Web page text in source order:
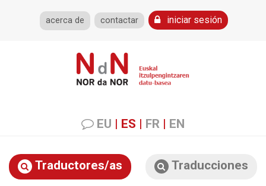
acerca de contactar iniciar sesión
EU | ES | FR | EN
Traductores/as Traducciones